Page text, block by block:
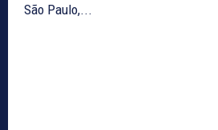
São Paulo,...